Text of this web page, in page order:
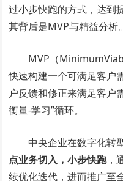
过小步快跑的方式，达到
其背后是MVP与精益分析。
MVP（
快速构建一个可满足客户
户反馈和修正来满足客户
衡量-学习”循环。
中央企业在数字化转
点业务切入，小步快跑，
续优化迭代，进而推广至